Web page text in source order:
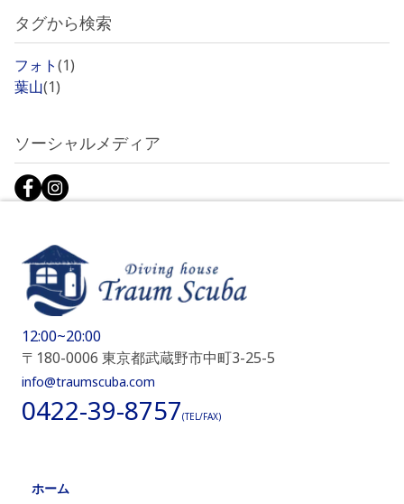
タグから検索
フォト(1)
葉山(1)
ソーシャルメディア
12:00~20:00
〒180-0006 東京都武蔵野市中町3-25-5
info@traumscuba.com
0422-39-8757(TEL/FAX)
ホーム